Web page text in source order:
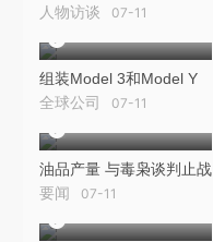
人物访谈 07-11
组装Model 3和Model Y
全球公司 07-11
油品产量 与毒枭谈判止战
要闻 07-11